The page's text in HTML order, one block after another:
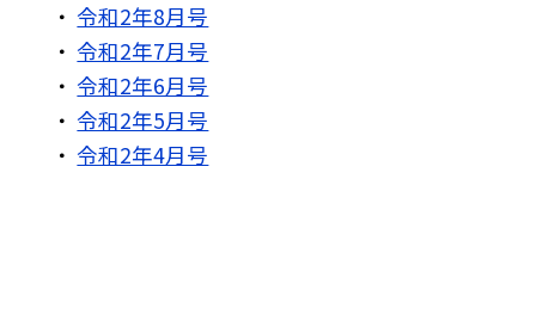
令和2年8月号
令和2年7月号
令和2年6月号
令和2年5月号
令和2年4月号